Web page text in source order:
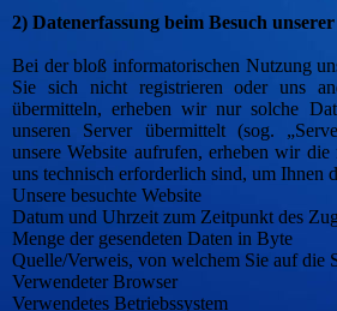
2) Datenerfassung beim Besuch
Bei der bloß informatorischen Nutzung
Sie sich nicht registrieren oder uns
übermitteln, erheben wir nur solche
unseren Server übermittelt (sog.
unsere Website aufrufen, erheben wir
uns technisch erforderlich sind, um Ihnen
Unsere besuchte Website
Datum und Uhrzeit zum Zeitpunkt des
Menge der gesendeten Daten in Byte
Quelle/Verweis, von welchem Sie auf die
Verwendeter Browser
Verwendetes Betriebssystem